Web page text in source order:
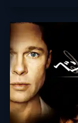
製作